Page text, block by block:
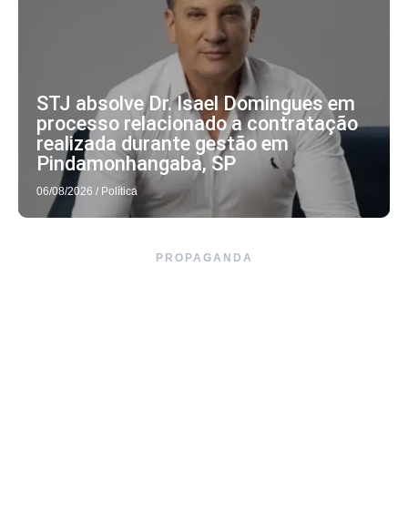
STJ absolve Dr. Isael Domingues em
processo relacionado a contratação
realizada durante gestão em
Pindamonhangaba, SP
06/08/2026 / Política
PROPAGANDA